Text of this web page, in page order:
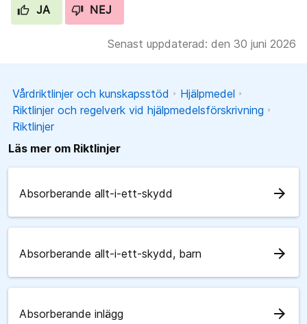
JA NEJ
Senast uppdaterad: den 30 juni 2026
Vårdriktlinjer och kunskapsstöd
Hjälpmedel
Riktlinjer och regelverk vid hjälpmedelsförskrivning
Riktlinjer
Läs mer om Riktlinjer
Absorberande allt-i-ett-skydd arrow_forward
Absorberande allt-i-ett-skydd, barn arrow_forward
Absorberande inlägg arrow_forward